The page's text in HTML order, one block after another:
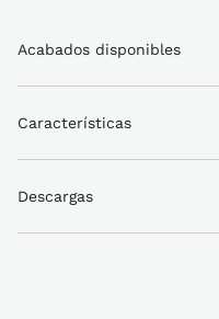
Acabados disponibles
Características
Descargas